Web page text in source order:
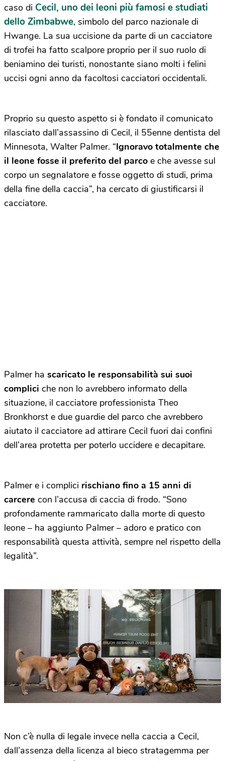
caso di Cecil, uno dei leoni più famosi e studiati
dello Zimbabwe, simbolo del parco nazionale di
Hwange. La sua uccisione da parte di un cacciatore
di trofei ha fatto scalpore proprio per il suo ruolo di
beniamino dei turisti, nonostante siano molti i felini
uccisi ogni anno da facoltosi cacciatori occidentali.
Proprio su questo aspetto si è fondato il comunicato
rilasciato dall’assassino di Cecil, il 55enne dentista del
Minnesota, Walter Palmer. “Ignoravo totalmente che
il leone fosse il preferito del parco e che avesse sul
corpo un segnalatore e fosse oggetto di studi, prima
della fine della caccia”, ha cercato di giustificarsi il
cacciatore.
Palmer ha scaricato le responsabilità sui suoi
complici che non lo avrebbero informato della
situazione, il cacciatore professionista Theo
Bronkhorst e due guardie del parco che avrebbero
aiutato il cacciatore ad attirare Cecil fuori dai confini
dell’area protetta per poterlo uccidere e decapitare.
Palmer e i complici rischiano fino a 15 anni di
carcere con l’accusa di caccia di frodo. “Sono
profondamente rammaricato dalla morte di questo
leone – ha aggiunto Palmer – adoro e pratico con
responsabilità questa attività, sempre nel rispetto della
legalità”.
Non c’è nulla di legale invece nella caccia a Cecil,
dall’assenza della licenza al bieco stratagemma per